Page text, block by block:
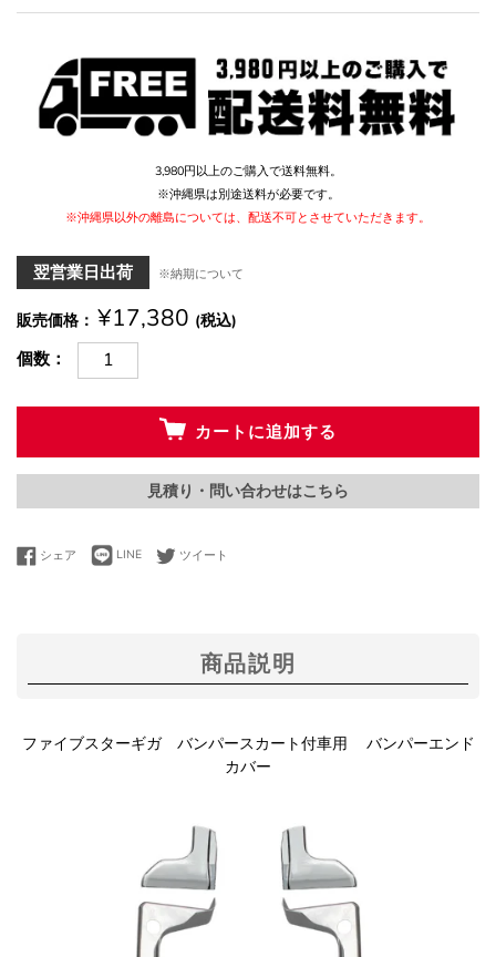
3,980円以上のご購入で送料無料。
※沖縄県は別途送料が必要です。
※沖縄県以外の離島については、配送不可とさせていただきます。
翌営業日出荷 ※納期について
販売価格 ¥17,380 (税込)
個数
カートに追加する
見積り・問い合わせはこちら
シェア Facebookでシェアする
LINELINEで送るツイート
商品説明
ファイブスターギガ バンパースカート付車用 バンパーエンド
カバー